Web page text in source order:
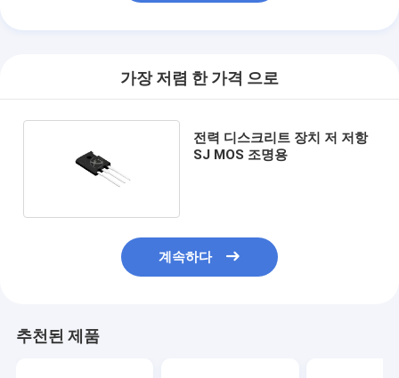
가장 저렴 한 가격 으로
전력 디스크리트 장치 저 저항
SJ MOS 조명용
계속하다
추천된 제품